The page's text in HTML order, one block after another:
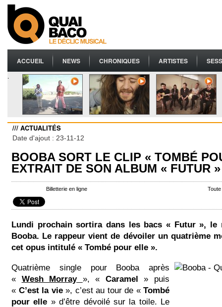
ACCUEIL NEWS CHRONIQUES ARTISTES
.
/// ACTUALITÉS
Date d'ajout : 23-11-12
BOOBA SORT LE CLIP « TOMBÉ
EXTRAIT DE SON ALBUM « FUTUR »
Billetterie en ligne
Lundi prochain sortira dans les bacs « Futur », le
Booba. Le rappeur vient de dévoiler un quatrième
cet opus intitulé « Tombé pour elle ».
Quatrième single pour Booba après
« Wesh Morray », « Caramel » puis
« C’est la vie », c’est au tour de « Tombé
pour elle » d’être dévoilé sur la toile. Le